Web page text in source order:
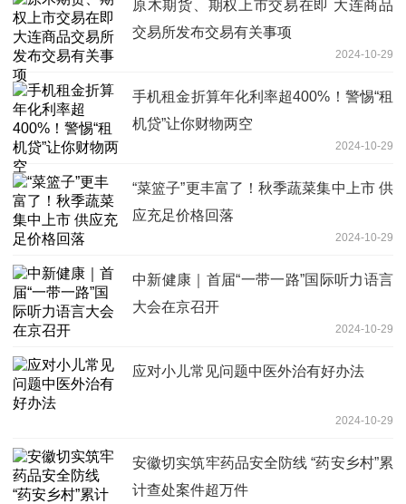
原木期货、期权上市交易在即 大连商品
交易所发布交易有关事项
2024-10-29
手机租金折算年化利率超400%！警惕“租
机贷”让你财物两空
2024-10-29
“菜篮子”更丰富了！秋季蔬菜集中上市 供
应充足价格回落
2024-10-29
中新健康｜首届“一带一路”国际听力语言
大会在京召开
2024-10-29
应对小儿常见问题中医外治有好办法
2024-10-29
安徽切实筑牢药品安全防线 “药安乡村”累
计查处案件超万件